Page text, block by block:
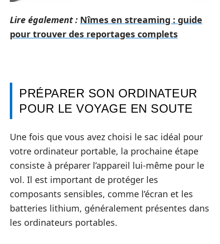
Lire également : Nîmes en streaming : guide
pour trouver des reportages complets
PRÉPARER SON ORDINATEUR
POUR LE VOYAGE EN SOUTE
Une fois que vous avez choisi le sac idéal pour
votre ordinateur portable, la prochaine étape
consiste à préparer l’appareil lui-même pour le
vol. Il est important de protéger les
composants sensibles, comme l’écran et les
batteries lithium, généralement présentes dans
les ordinateurs portables.